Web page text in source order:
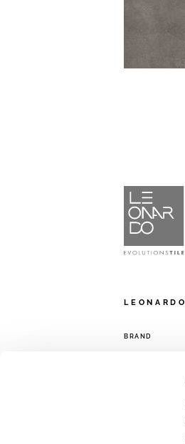
LEONARDO
BRAND